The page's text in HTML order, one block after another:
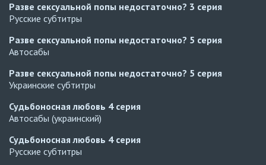
Разве сексуальной попы недостаточно? 3 серия
Русские субтитры
Разве сексуальной попы недостаточно? 5 серия
Автосабы
Разве сексуальной попы недостаточно? 5 серия
Украинские субтитры
Судьбоносная любовь 4 серия
Автосабы (украинский)
Судьбоносная любовь 4 серия
Русские субтитры